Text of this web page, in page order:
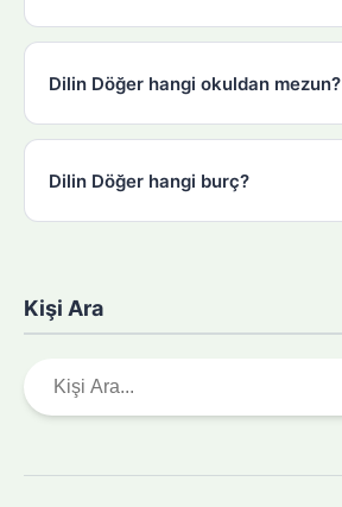
Dilin Döğer hangi okuldan mezun?
Dilin Döğer hangi burç?
Kişi Ara
r